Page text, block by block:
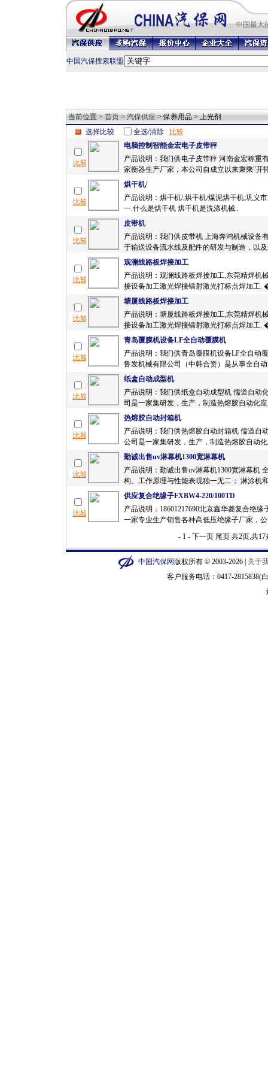
中国最大
中国汽保搜索联盟
当前位置 > 首页 > 汽保供应 > 保养用品 > 上光剂
选择比较
全选/清除
电脑控制智能金宏电子皮带秤
产品说明：我们供电子皮带秤 河南金宏称重
家衡器生产厂家，本公司自成立以来秉乘"开
烘干机/
产品说明：烘干机/,烘干机/煤泥烘干机;巩义
一.什么是烘干机 烘干机是洗涤机械..
皮带机
产品说明：我们供皮带机 上海奔鸿机械设备
于输送设备流水线及配件的研发与制造，以
观澜线路板焊接加工
产品说明：观澜线路板焊接加工,东莞精焊机
接设备加工激光焊接镭射激光打标点焊加工.
塘厦线路板焊接加工
产品说明：塘厦线路板焊接加工,东莞精焊机
接设备加工激光焊接镭射激光打标点焊加工.
青岛覆膜机设备LF全自动覆膜机
产品说明：我们供青岛覆膜机设备LF全自动
鲁发机械有限公司（中韩合资）是从事全自
纸盒自动成型机
产品说明：我们供纸盒自动成型机 儒道自动
司是一家集研发，生产，制造热熔胶自动化
热熔胶自动封箱机
产品说明：我们供热熔胶自动封箱机 儒道自
公司是一家集研发，生产，制造热熔胶自动
勤诚出售uv淋幕机1300宽淋幕机
产品说明：勤诚出售uv淋幕机1300宽淋幕机
构、工作原理与性能表现独一无二； 淋涂机
供应复合绝缘子FXBW4-220/100TD
产品说明：18601217690北京鑫华菱复合绝缘
一家专业生产销售各种高低压绝缘子厂家，
- 1 - 下一页 尾页共2页,共17
中国汽保网版权所有 © 2003-2026 | 关于
客户服务电话：0417-